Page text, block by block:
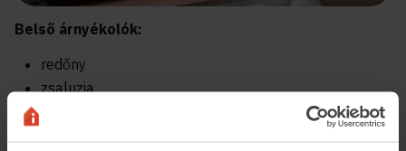
Belső árnyékolók:
redőny
zsaluzia
Külső árnyékolók: